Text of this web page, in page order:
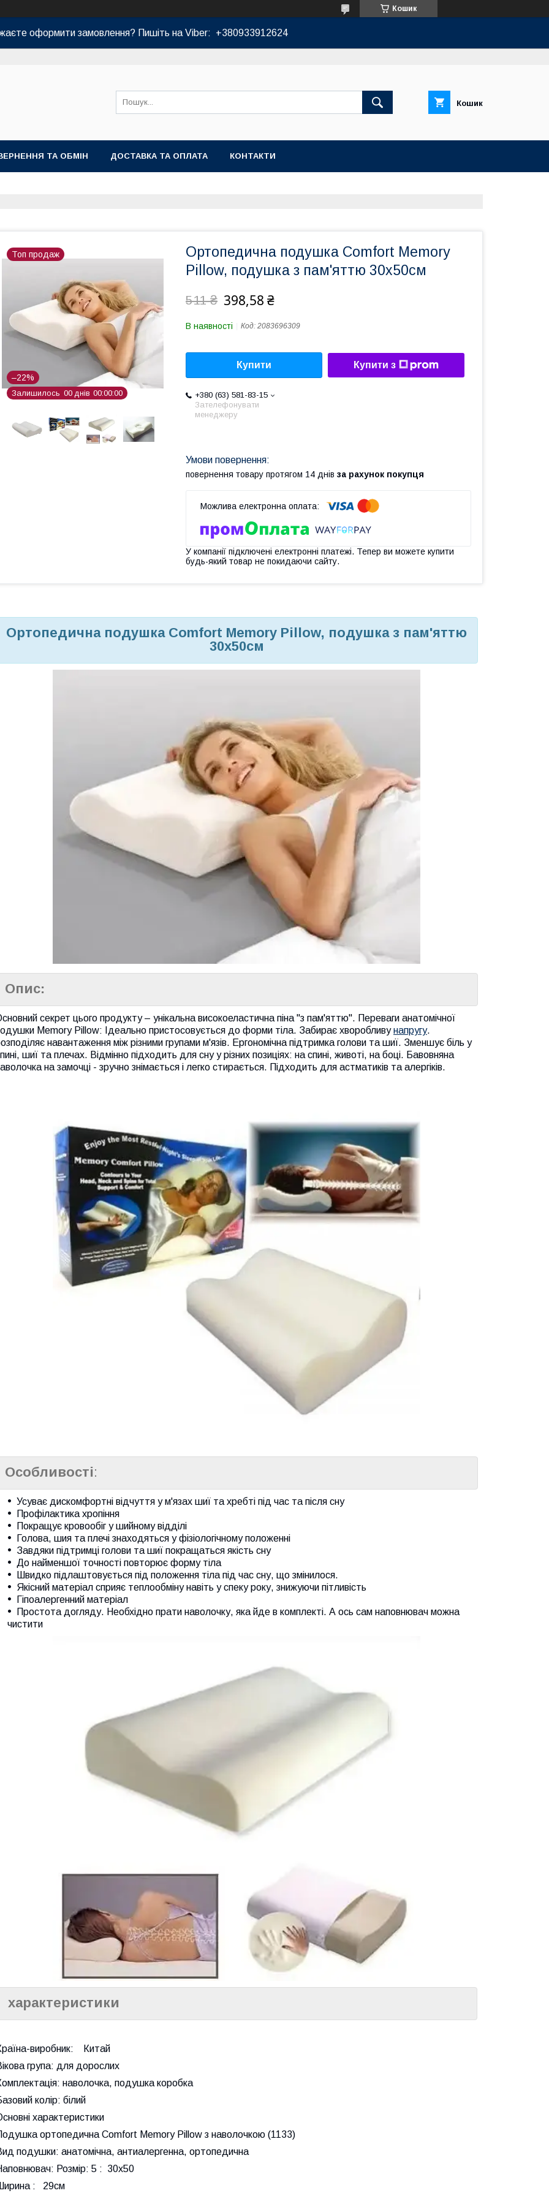
Кошик
оформити замовлення? Пишіть на Viber: +380933912624
Кошик
ТА ОБМІН ДОСТАВКА ТА ОПЛАТА КОНТАКТИ
Топ продаж
–22%
Залишилось 00 днів 00 00 00
Ортопедична подушка Comfort Memory
Pillow, подушка з пам'яттю 30х50см
511 ₴ 398,58 ₴
В наявності Код: 2083696309
Купити Купити з
+380 (63) 581-83-15
Зателефонувати
менеджеру
повернення товару протягом 14 днів за рахунок покупця
У компанії підключені електронні платежі. Тепер ви можете купити
будь-який товар не покидаючи сайту.
Ортопедична подушка Comfort Memory Pillow, подушка з пам'яттю
30х50см
Опис:
секрет цього продукту – унікальна високоеластична піна "з пам'яттю". Переваги анатомічної
Memory Pillow: Ідеально пристосовується до форми тіла. Забирає хворобливунапругу.
навантаження між різними групами м'язів. Ергономічна підтримка голови та шиї. Зменшує біль у
шиї та плечах. Відмінно підходить для сну у різних позиціях: на спині, животі, на боці. Бавовняна
на замочці - зручно знімається і легко стирається. Підходить для астматиків та алергіків.
Особливості:
Усуває дискомфортні відчуття у м'язах шиї та хребті під час та після сну
Профілактика хропіння
Покращує кровообіг у шийному відділі
Голова, шия та плечі знаходяться у фізіологічному положенні
Завдяки підтримці голови та шиї покращаться якість сну
До найменшої точності повторює форму тіла
Швидко підлаштовується під положення тіла під час сну, що змінилося.
Якісний матеріал сприяє теплообміну навіть у спеку року, знижуючи пітливість
Гіпоалергенний матеріал
Простота догляду. Необхідно прати наволочку, яка йде в комплекті. А ось сам наповнювач можна
чистити
характеристики
виробник: Китай
група: для дорослих
наволочка, подушка коробка
колір: білий
характеристики
ортопедична Comfort Memory Pillow з наволочкою (1133)
подушки: анатомічна, антиалергенна, ортопедична
Розмір: 5 : 30x50
: 29см